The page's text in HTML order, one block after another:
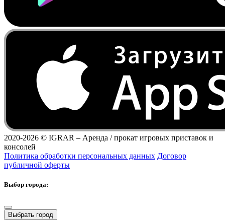
2020-2026 © IGRAR – Аренда / прокат игровых приставок и
консолей
Политика обработки персональных данных Договор
публичной оферты
Выбор города:
Выбрать город